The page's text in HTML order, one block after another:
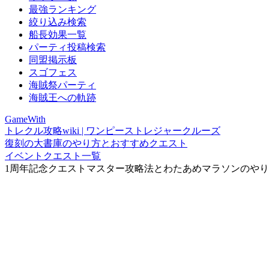
最強ランキング
絞り込み検索
船長効果一覧
パーティ投稿検索
同盟掲示板
スゴフェス
海賊祭パーティ
海賊王への軌跡
GameWith
トレクル攻略wiki | ワンピーストレジャークルーズ
復刻の大書庫のやり方とおすすめクエスト
イベントクエスト一覧
1周年記念クエストマスター攻略法とわたあめマラソンのや